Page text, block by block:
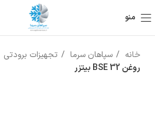
منو
خانه سپاهان سرما تجهیزات برودتی
روغن BSE 32 بیتزر